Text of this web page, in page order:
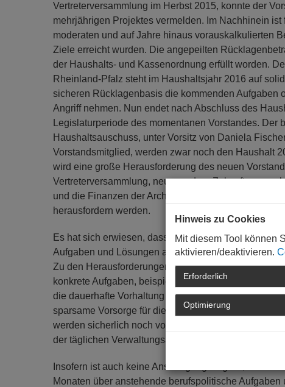
Vertreterversammlung im Herbst 2015, konnte der
mehrjährigen Projektes vermelden. Im Nachhinein ist
moderaten und auf Jahre hinaus vorauskalkulierten
Ziele erreicht wurden. Die angepeilten
der Haushalts- und Kassenordnung erfüllt worden.
Rheinland-Pfalz steht im Haushaltsjahr 2016 auf
sicheren Rücklagenbasis die kommenden Aufgaben
Angriff nehmen. Nun endet nach Abschluss des
Legislaturperiode des momentanen Vorstandes. Der
Haushaltsauschuss, unter Vorsitz von Daniela
Vorstandsmitglied, werden zwar noch den Haushalt
wird eine große Herausforderung des neuen
Vertreterversammlung, neue, andere
und die Finanzen der Architektenkammer in der
herausfordern werden.
Es hat sich erwiesen, dass eine genaue und
Aufgaben und Lösungen auch eine überzeugte
Zu den Herausforderungen werden auf jeden Fall
konkrete Aufgaben, beispielsweise für ein wie auch
die dauerhafte Vorhaltung ausreichender Mittel für
sparsame Vorsorge für die Wahlunkosten usw.
werden sicherlich noch von außen an die Kammer
der täglichen Verwaltungsarbeit in der Geschäftsstelle.
Insofern ist auch keine Anstrengung zu groß, um
Monaten über anstehende berufspolitische
Hinweis zu Cookies
Mit diesem Tool können
aktivieren/deaktivieren.
Erforderlich
Optimierung